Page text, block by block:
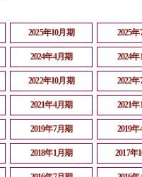
2025年10月期 2025
2024年4月期 2024
2022年10月期 2022
2021年4月期 2021
2019年7月期 2019
2018年1月期 2017年